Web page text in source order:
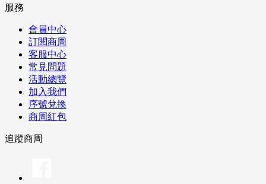
服務
會員中心
訂閱商周
客服中心
常見問題
活動總覽
加入我們
序號兌換
商周紅包
追蹤商周